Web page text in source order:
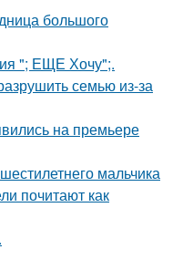
большого
"; ЕЩЕ Хочу";.
семью из-за
на премьере
мальчика
почитают как